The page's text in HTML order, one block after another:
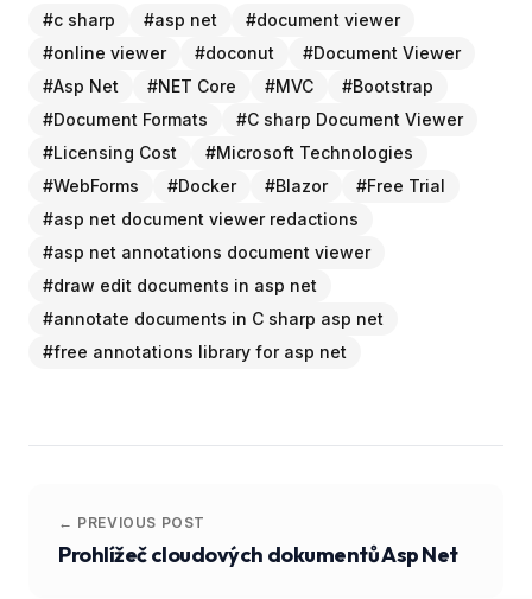
#c sharp #asp net #document viewer
#online viewer #doconut #Document Viewer
#Asp Net #NET Core #MVC #Bootstrap
#Document Formats #C sharp Document Viewer
#Licensing Cost #Microsoft Technologies
#WebForms #Docker #Blazor #Free Trial
#asp net document viewer redactions
#asp net annotations document viewer
#draw edit documents in asp net
#annotate documents in C sharp asp net
#free annotations library for asp net
← PREVIOUS POST
Prohlížeč cloudových dokumentů Asp Net